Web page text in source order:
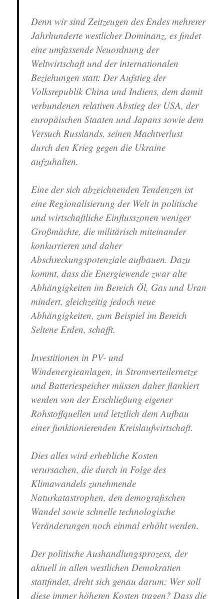
Denn wir sind Zeitzeugen des Endes mehrerer
Jahrhunderte westlicher Dominanz, es findet
eine umfassende Neuordnung der
Weltwirtschaft und der internationalen
Beziehungen statt: Der Aufstieg der
Volksrepublik China und Indiens, dem damit
verbundenen relativen Abstieg der USA, der
europäischen Staaten und Japans sowie dem
Versuch Russlands, seinen Machtverlust
durch den Krieg gegen die Ukraine
aufzuhalten.
Eine der sich abzeichnenden Tendenzen ist
eine Regionalisierung der Welt in politische
und wirtschaftliche Einflusszonen weniger
Großmächte, die militärisch miteinander
konkurrieren und daher
Abschreckungspotenziale aufbauen. Dazu
kommt, dass die Energiewende zwar alte
Abhängigkeiten im Bereich Öl, Gas und Uran
mindert, gleichzeitig jedoch neue
Abhängigkeiten, zum Beispiel im Bereich
Seltene Erden, schafft.
Investitionen in PV- und
Windenergieanlagen, in Stromverteilernetze
und Batteriespeicher müssen daher flankiert
werden von der Erschließung eigener
Rohstoffquellen und letztlich dem Aufbau
einer funktionierenden Kreislaufwirtschaft.
Dies alles wird erhebliche Kosten
verursachen, die durch in Folge des
Klimawandels zunehmende
Naturkatastrophen, den demografischen
Wandel sowie schnelle technologische
Veränderungen noch einmal erhöht werden.
Der politische Aushandlungsprozess, der
aktuell in allen westlichen Demokratien
stattfindet, dreht sich genau darum: Wer soll
diese immer höheren Kosten tragen? Dass die